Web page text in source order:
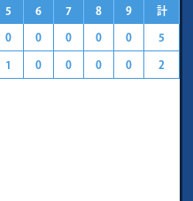
5 6 7 8 9 計
0 0 0 0 0 5
1 0 0 0 0 2